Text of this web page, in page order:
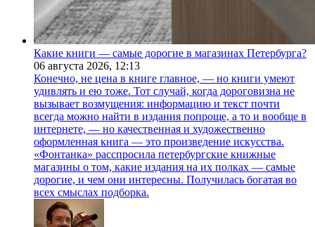
Какие книги — самые дорогие в магазинах Петербурга?
06 августа 2026, 12:13
Конечно, не цена в книге главное, — но книги умеют
удивлять и ею тоже. Тот случай, когда дороговизна не
вызывает возмущения: информацию и текст почти
всегда можно найти в издания попроще, а то и вообще в
интернете, — но качественная и художественно
оформленная книга — это произведение искусства.
«Фонтанка» расспросила петербургские книжные
магазины о том, какие издания на их полках — самые
дорогие, и чем они интересны. Получилась богатая во
всех смыслах подборка.